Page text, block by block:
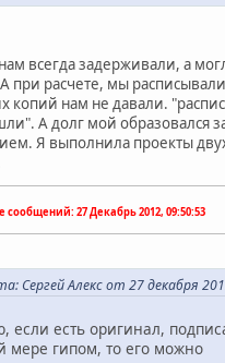
всегда задерживали, а
при расчете, мы
копий нам не давали.
А долг мой образовался
Я выполнила проекты
сообщений: 27 Декабрь 2012, 09:50:53
Сергей Алекс от 27 декабря
если есть оригинал,
мере гипом, то его можно